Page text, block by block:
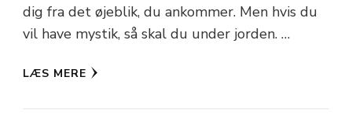
dig fra det øjeblik, du ankommer. Men hvis du
vil have mystik, så skal du under jorden. …
LÆS MERE